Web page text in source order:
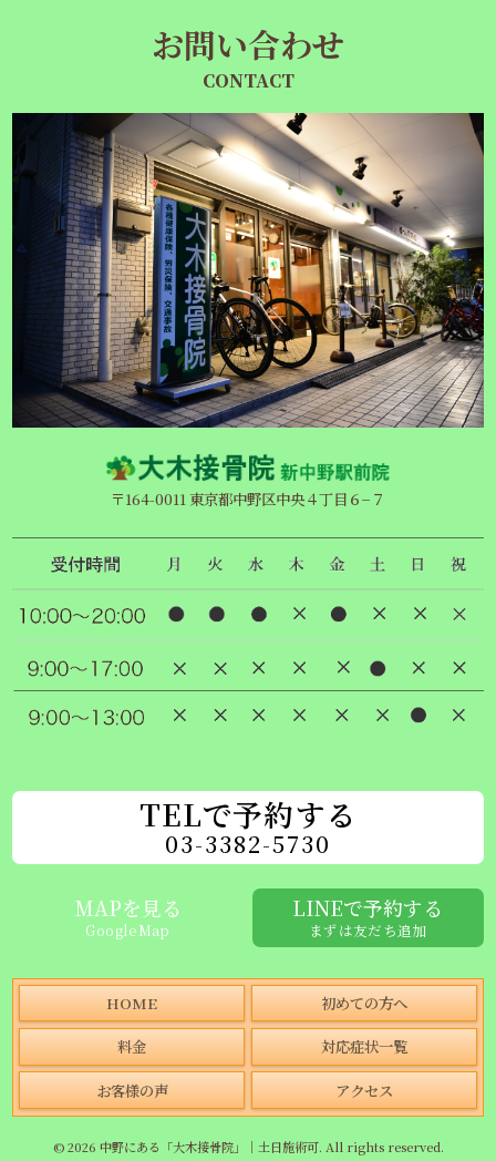
お問い合わせ
CONTACT
〒164-0011 東京都中野区中央４丁目６−７
TELで予約する
03-3382-5730
MAPを見る
GoogleMap
LINEで予約する
まずは友だち追加
HOME 初めての方へ
料金 対応症状一覧
お客様の声 アクセス
© 2026 中野にある「大木接骨院」｜土日施術可. All rights reserved.